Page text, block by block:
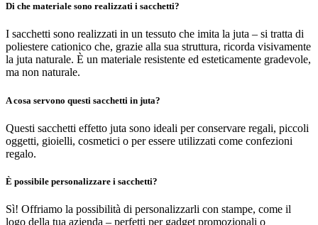
Di che materiale sono realizzati i sacchetti?
I sacchetti sono realizzati in un tessuto che imita la juta – si tratta di
poliestere cationico che, grazie alla sua struttura, ricorda visivamente
la juta naturale. È un materiale resistente ed esteticamente gradevole,
ma non naturale.
A cosa servono questi sacchetti in juta?
Questi sacchetti effetto juta sono ideali per conservare regali, piccoli
oggetti, gioielli, cosmetici o per essere utilizzati come confezioni
regalo.
È possibile personalizzare i sacchetti?
Sì! Offriamo la possibilità di personalizzarli con stampe, come il
logo della tua azienda – perfetti per gadget promozionali o